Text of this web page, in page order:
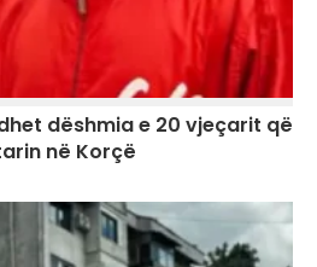
dëshmia e 20 vjeçarit që
në Korçë